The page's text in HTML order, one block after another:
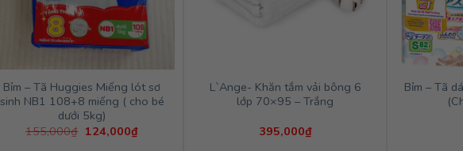
Bỉm – Tã Huggies Miếng lót sơ
sinh NB1 108+8 miếng ( cho bé
dưới 5kg)
155,000₫ Giá
124,000₫Giá
hiện
L`Ange- Khăn tắm vải bông 6
lớp 70×95 – Trắng
395,000₫
Bỉm – Tã